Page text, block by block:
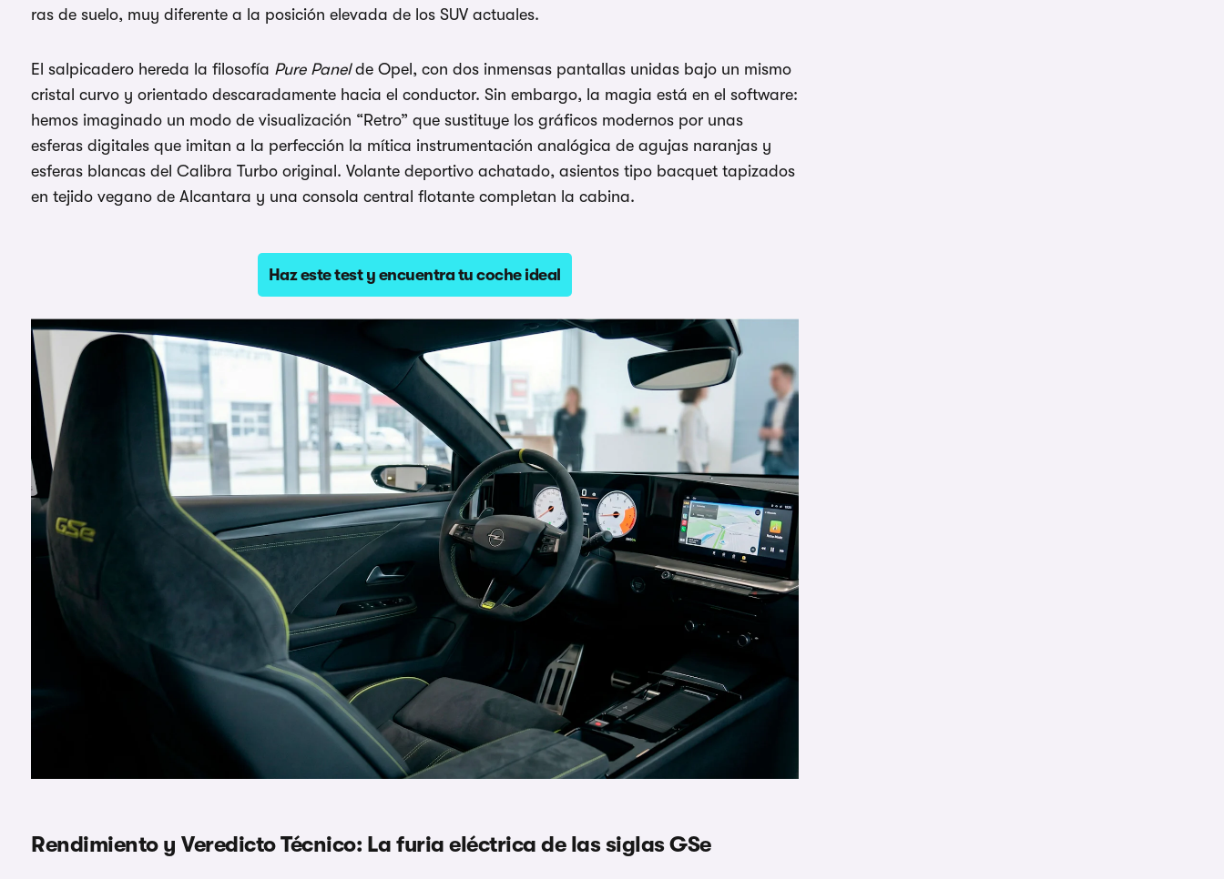
ras de suelo, muy diferente a la posición elevada de los SUV actuales.
El salpicadero hereda la filosofía Pure Panelde Opel, con dos inmensas pantallas unidas bajo un mismo
cristal curvo y orientado descaradamente hacia el conductor. Sin embargo, la magia está en el software:
hemos imaginado un modo de visualización “Retro” que sustituye los gráficos modernos por unas
esferas digitales que imitan a la perfección la mítica instrumentación analógica de agujas naranjas y
esferas blancas del Calibra Turbo original. Volante deportivo achatado, asientos tipo bacquet tapizados
en tejido vegano de Alcantara y una consola central flotante completan la cabina.
Haz este test y encuentra tu coche ideal
Rendimiento y Veredicto Técnico: La furia eléctrica de las siglas GSe